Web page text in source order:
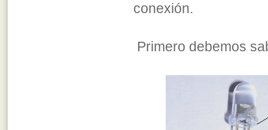
conexión.
Primero debemos